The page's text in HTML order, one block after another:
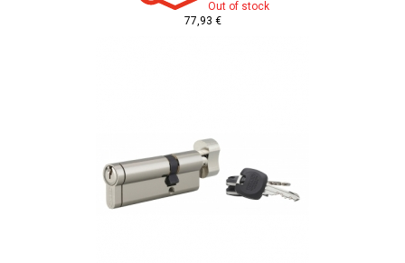
Out of stock
77,93 €